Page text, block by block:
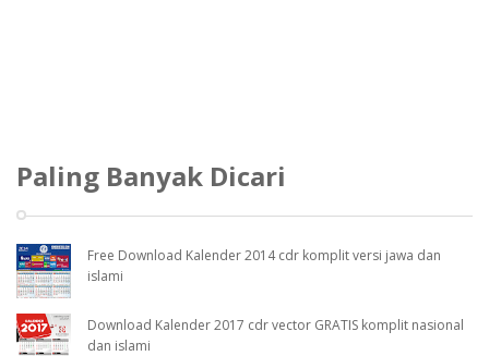
Paling Banyak Dicari
Free Download Kalender 2014 cdr komplit versi jawa dan
islami
Download Kalender 2017 cdr vector GRATIS komplit nasional
dan islami